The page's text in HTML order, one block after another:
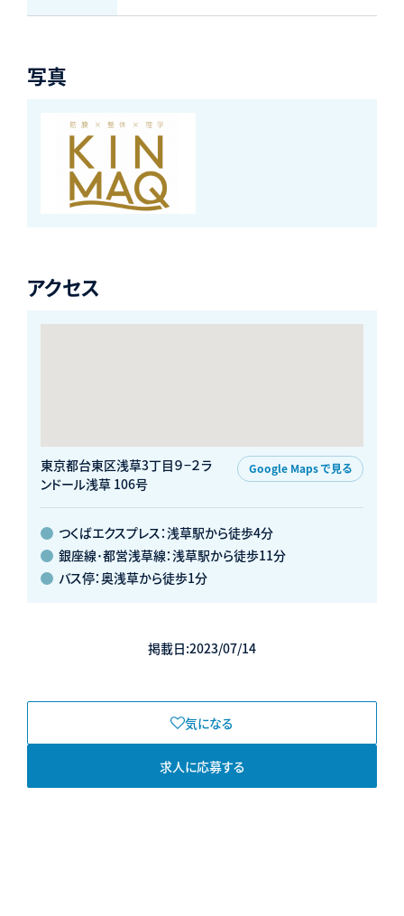
写真
アクセス
東京都台東区浅草3丁目９−２ラ
ンドール浅草 106号
Google Maps で見る
つくばエクスプレス：浅草駅から徒歩4分
銀座線･都営浅草線：浅草駅から徒歩11分
バス停：奥浅草から徒歩1分
掲載日:2023/07/14
気になる
求人に応募する